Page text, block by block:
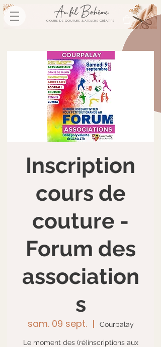
COURS DE COUTURE & ATELIERS CRÉATIFS
Inscription
cours de
couture -
Forum des
association
s
sam. 09 sept.
  |
Courpalay
Le moment des (ré)inscriptions aux